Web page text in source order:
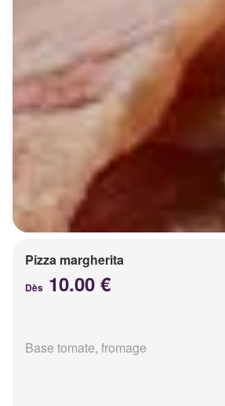
Pizza margherita
Dès 10.00 €
Base tomate, fromage